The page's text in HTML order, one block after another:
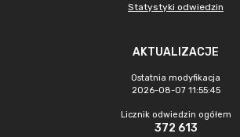
Statystyki odwiedzin
AKTUALIZACJE
Ostatnia modyfikacja
2026-08-07 11:55:45
Licznik odwiedzin ogółem
372 613